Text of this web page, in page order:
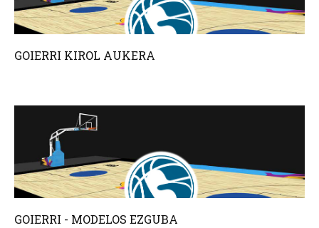
GOIERRI KIROL AUKERA
GOIERRI - MODELOS EZGUBA